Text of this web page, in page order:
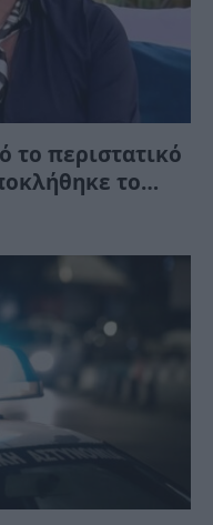
το περιστατικό
το
την παραλία